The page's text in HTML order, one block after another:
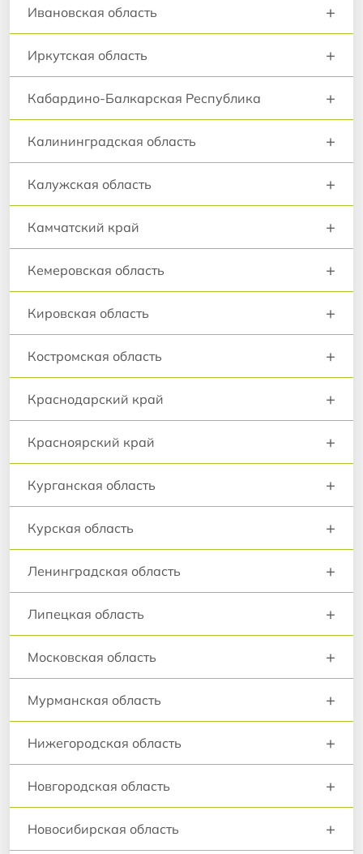
Ивановская область +
Иркутская область +
Кабардино-Балкарская Республика +
Калининградская область +
Калужская область +
Камчатский край +
Кемеровская область +
Кировская область +
Костромская область +
Краснодарский край +
Красноярский край +
Курганская область +
Курская область +
Ленинградская область +
Липецкая область +
Московская область +
Мурманская область +
Нижегородская область +
Новгородская область +
Новосибирская область +